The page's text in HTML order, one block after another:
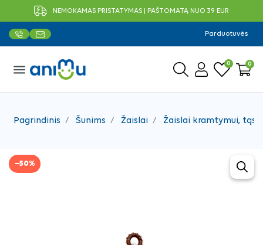
NEMOKAMAS PRISTATYMAS Į PAŠTOMATĄ NUO 39 EUR
Parduotuvės
menu 0 0
Pagrindinis Šunims Žaislai Žaislai kramtymui,
−50%